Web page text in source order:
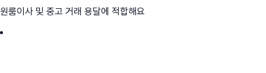
원룸이사 및 중고 거래 용달에 적합해요